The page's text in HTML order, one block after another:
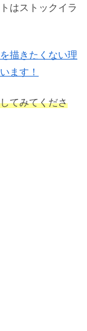
はストックイラ
描きたくない理
ます！
てみてくださ